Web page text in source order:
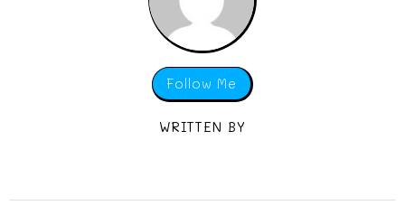
Follow Me
WRITTEN BY